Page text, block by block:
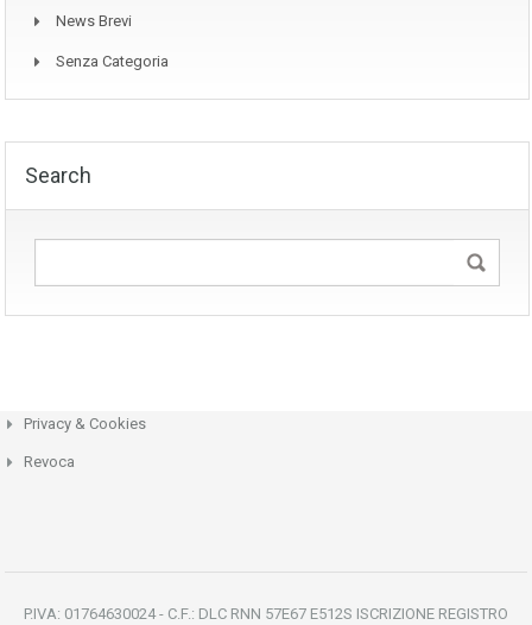
News Brevi
Senza Categoria
Search
Privacy & Cookies
Revoca
P.IVA: 01764630024 - C.F.: DLC RNN 57E67 E512S ISCRIZIONE REGISTRO